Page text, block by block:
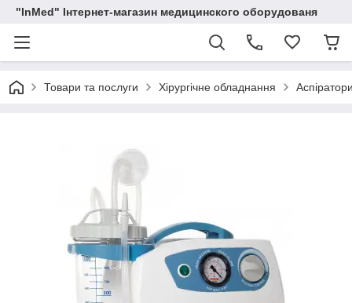
"InMed" Інтернет-магазин медицинского оборудованя
Товари та послуги Хірургічне обладнання